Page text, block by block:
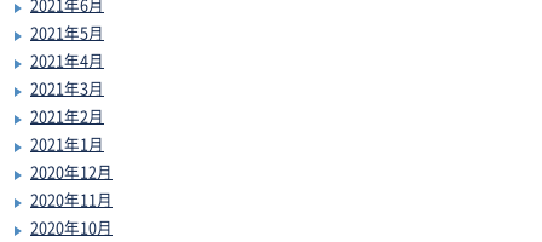
2021年5月
2021年4月
2021年3月
2021年2月
2021年1月
2020年12月
2020年11月
2020年10月